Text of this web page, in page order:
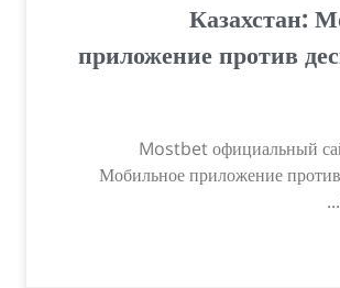
Казахстан:
приложение против
Mostbet официальный
Мобильное приложение